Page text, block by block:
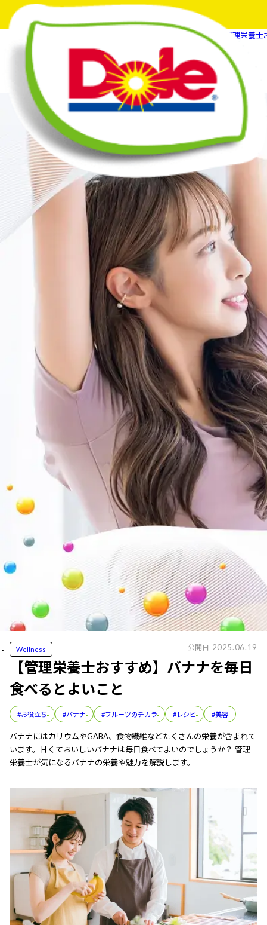
フルーツスマイルマガジン 【管理栄養
Wellness 公開日 2025.06.19
【管理栄養士おすすめ】バナナを毎日
食べるとよいこと
#お役立ち #バナナ #フルーツのチカラ #レシピ #美容
バナナにはカリウムやGABA、食物繊維などたくさんの栄養が含まれて
います。甘くておいしいバナナは毎日食べてよいのでしょうか？ 管理
栄養士が気になるバナナの栄養や魅力を解説します。